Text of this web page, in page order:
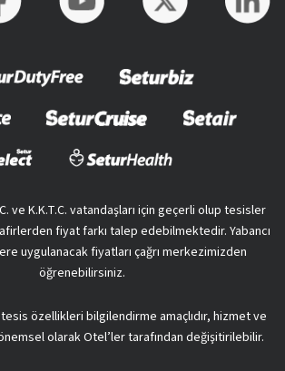
ve K.K.T.C. vatandaşları için geçerli olup tesisler
fiyat farkı talep edebilmektedir. Yabancı
uygulanacak fiyatları çağrı merkezimizden
öğrenebilirsiniz.
özellikleri bilgilendirme amaçlıdır, hizmet ve
olarak Otel’ler tarafından değişitirilebilir.